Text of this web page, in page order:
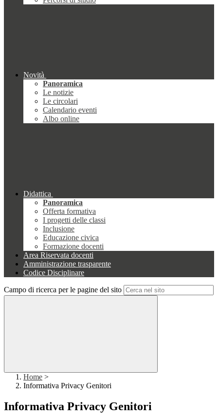
Novità
Panoramica
Le notizie
Le circolari
Calendario eventi
Albo online
Didattica
Panoramica
Offerta formativa
I progetti delle classi
Inclusione
Educazione civica
Formazione docenti
Area Riservata docenti
Amministrazione trasparente
Codice Disciplinare
Campo di ricerca per le pagine del sito
Home >
Informativa Privacy Genitori
Informativa Privacy Genitori